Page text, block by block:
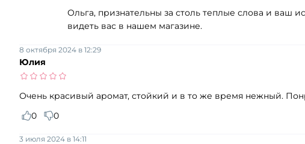
Ольга, признательны за столь теплые слова и ваш
видеть вас в нашем магазине.
Юлия
8 октября 2024 в 12:29
Очень красивый аромат, стойкий и в то же время нежный.
0
0
3 июля 2024 в 14:11